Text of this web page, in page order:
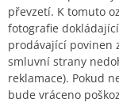
převzetí. K tomuto
fotografie
prodávající povinen
smluvní strany
reklamace). Pokud
bude vráceno